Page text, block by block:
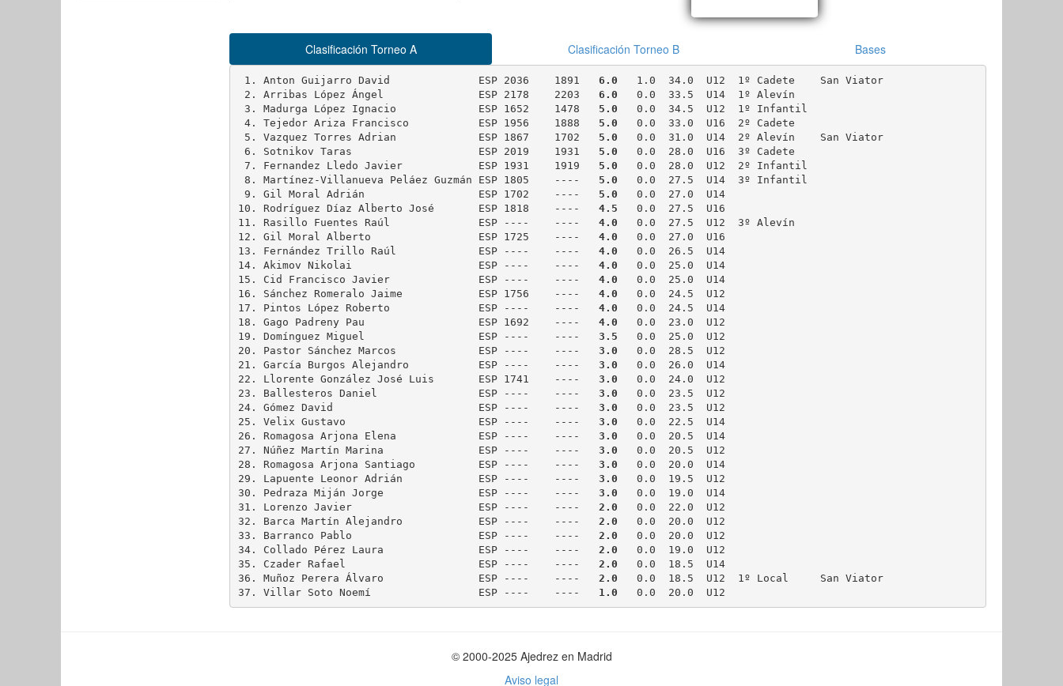
Clasificación Torneo A Clasificación Torneo B Bases
1. Anton Guijarro David              ESP 2036    1891 6.0
   1.0  34.0  U12  1º Cadete    San Viator
2. Arribas López Ángel               ESP 2178    2203 6.0
   0.0  33.5  U14  1º Alevín
3. Madurga López Ignacio             ESP 1652    1478 5.0
   0.0  34.5  U12  1º Infantil
4. Tejedor Ariza Francisco           ESP 1956    1888 5.0
   0.0  33.0  U16  2º Cadete
5. Vazquez Torres Adrian             ESP 1867    1702 5.0
   0.0  31.0  U14  2º Alevín    San Viator
6. Sotnikov Taras                    ESP 2019    1931 5.0
   0.0  28.0  U16  3º Cadete
7. Fernandez Lledo Javier            ESP 1931    1919 5.0
   0.0  28.0  U12  2º Infantil
8. Martínez-Villanueva Peláez Guzmán ESP 1805    ---- 5.0
   0.0  27.5  U14  3º Infantil
9. Gil Moral Adrián                  ESP 1702    ---- 5.0
   0.0  27.0  U14
10. Rodríguez Díaz Alberto José       ESP 1818    ---- 4.5
   0.0  27.5  U16
11. Rasillo Fuentes Raúl              ESP ----    ---- 4.0
   0.0  27.5  U12  3º Alevín
12. Gil Moral Alberto                 ESP 1725    ---- 4.0
   0.0  27.0  U16
13. Fernández Trillo Raúl             ESP ----    ---- 4.0
   0.0  26.5  U14
14. Akimov Nikolai                    ESP ----    ---- 4.0
   0.0  25.0  U14
15. Cid Francisco Javier              ESP ----    ---- 4.0
   0.0  25.0  U14
16. Sánchez Romeralo Jaime            ESP 1756    ---- 4.0
   0.0  24.5  U12
17. Pintos López Roberto              ESP ----    ---- 4.0
   0.0  24.5  U14
18. Gago Padreny Pau                  ESP 1692    ---- 4.0
   0.0  23.0  U12
19. Domínguez Miguel                  ESP ----    ---- 3.5
   0.0  25.0  U12
20. Pastor Sánchez Marcos             ESP ----    ---- 3.0
   0.0  28.5  U12
21. García Burgos Alejandro           ESP ----    ---- 3.0
   0.0  26.0  U14
22. Llorente González José Luis       ESP 1741    ---- 3.0
   0.0  24.0  U12
23. Ballesteros Daniel                ESP ----    ---- 3.0
   0.0  23.5  U12
24. Gómez David                       ESP ----    ---- 3.0
   0.0  23.5  U12
25. Velix Gustavo                     ESP ----    ---- 3.0
   0.0  22.5  U14
26. Romagosa Arjona Elena             ESP ----    ---- 3.0
   0.0  20.5  U14
27. Núñez Martín Marina               ESP ----    ---- 3.0
   0.0  20.5  U12
28. Romagosa Arjona Santiago          ESP ----    ---- 3.0
   0.0  20.0  U14
29. Lapuente Leonor Adrián            ESP ----    ---- 3.0
   0.0  19.5  U12
30. Pedraza Miján Jorge               ESP ----    ---- 3.0
   0.0  19.0  U14
31. Lorenzo Javier                    ESP ----    ---- 2.0
   0.0  22.0  U12
32. Barca Martín Alejandro            ESP ----    ---- 2.0
   0.0  20.0  U12
33. Barranco Pablo                    ESP ----    ---- 2.0
   0.0  20.0  U12
34. Collado Pérez Laura               ESP ----    ---- 2.0
   0.0  19.0  U12
35. Czader Rafael                     ESP ----    ---- 2.0
   0.0  18.5  U14
36. Muñoz Perera Álvaro               ESP ----    ---- 2.0
   0.0  18.5  U12  1º Local     San Viator
37. Villar Soto Noemí                 ESP ----    ---- 1.0
© 2000-2025 Ajedrez en Madrid
Aviso legal